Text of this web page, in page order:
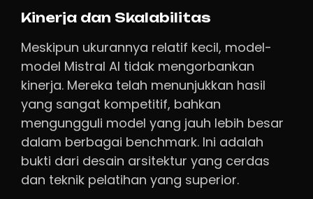
Kinerja dan Skalabilitas
Meskipun ukurannya relatif kecil, model-
model Mistral AI tidak mengorbankan
kinerja. Mereka telah menunjukkan hasil
yang sangat kompetitif, bahkan
mengungguli model yang jauh lebih besar
dalam berbagai benchmark. Ini adalah
bukti dari desain arsitektur yang cerdas
dan teknik pelatihan yang superior.